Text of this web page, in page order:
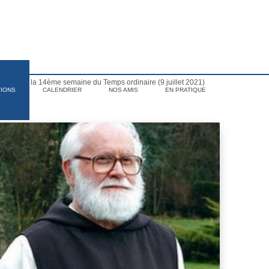
CALENDRIER NOS AMIS EN PRATIQUE
de la 14ème semaine du Temps ordinaire (9 juillet 2021)